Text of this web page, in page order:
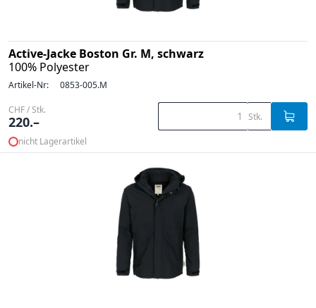
Active-Jacke Boston Gr. M, schwarz
100% Polyester
Artikel-Nr: 0853-005.M
CHF / Stk.
220.– Stk.
nicht Lagerartikel